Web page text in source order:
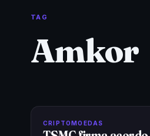
TAG
Amkor
CRIPTOMOEDAS